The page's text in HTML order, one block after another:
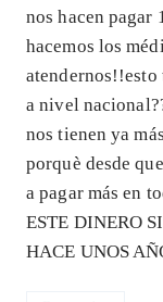
nos hacen pagar
hacemos los
atendernos!!esto
a nivel
nos tienen ya
porquè desde
a pagar más en
ESTE DINERO
HACE UNOS